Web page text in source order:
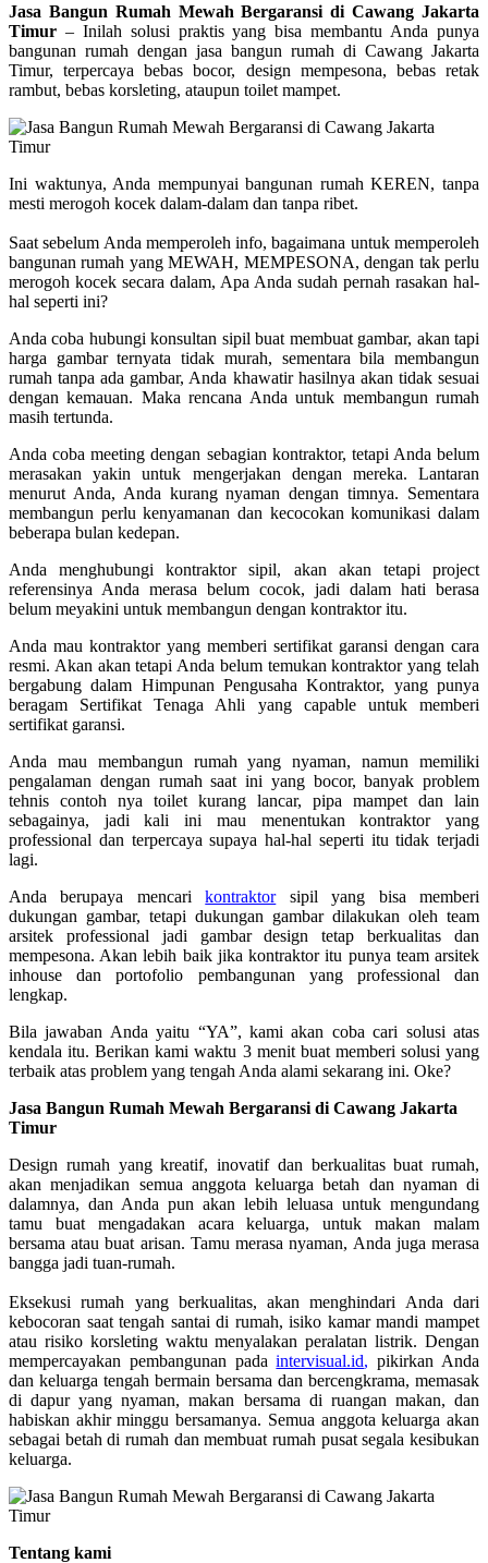
Jasa Bangun Rumah Mewah Bergaransi di Cawang Jakarta
Timur – Inilah solusi praktis yang bisa membantu Anda punya
bangunan rumah dengan jasa bangun rumah di Cawang Jakarta
Timur, terpercaya bebas bocor, design mempesona, bebas retak
rambut, bebas korsleting, ataupun toilet mampet.
Ini waktunya, Anda mempunyai bangunan rumah KEREN, tanpa
mesti merogoh kocek dalam-dalam dan tanpa ribet.
Saat sebelum Anda memperoleh info, bagaimana untuk memperoleh
bangunan rumah yang MEWAH, MEMPESONA, dengan tak perlu
merogoh kocek secara dalam, Apa Anda sudah pernah rasakan hal-
hal seperti ini?
Anda coba hubungi konsultan sipil buat membuat gambar, akan tapi
harga gambar ternyata tidak murah, sementara bila membangun
rumah tanpa ada gambar, Anda khawatir hasilnya akan tidak sesuai
dengan kemauan. Maka rencana Anda untuk membangun rumah
masih tertunda.
Anda coba meeting dengan sebagian kontraktor, tetapi Anda belum
merasakan yakin untuk mengerjakan dengan mereka. Lantaran
menurut Anda, Anda kurang nyaman dengan timnya. Sementara
membangun perlu kenyamanan dan kecocokan komunikasi dalam
beberapa bulan kedepan.
Anda menghubungi kontraktor sipil, akan akan tetapi project
referensinya Anda merasa belum cocok, jadi dalam hati berasa
belum meyakini untuk membangun dengan kontraktor itu.
Anda mau kontraktor yang memberi sertifikat garansi dengan cara
resmi. Akan akan tetapi Anda belum temukan kontraktor yang telah
bergabung dalam Himpunan Pengusaha Kontraktor, yang punya
beragam Sertifikat Tenaga Ahli yang capable untuk memberi
sertifikat garansi.
Anda mau membangun rumah yang nyaman, namun memiliki
pengalaman dengan rumah saat ini yang bocor, banyak problem
tehnis contoh nya toilet kurang lancar, pipa mampet dan lain
sebagainya, jadi kali ini mau menentukan kontraktor yang
professional dan terpercaya supaya hal-hal seperti itu tidak terjadi
lagi.
Anda berupaya mencarikontraktorsipil yang bisa memberi
dukungan gambar, tetapi dukungan gambar dilakukan oleh team
arsitek professional jadi gambar design tetap berkualitas dan
mempesona. Akan lebih baik jika kontraktor itu punya team arsitek
inhouse dan portofolio pembangunan yang professional dan
lengkap.
Bila jawaban Anda yaitu “YA”, kami akan coba cari solusi atas
kendala itu. Berikan kami waktu 3 menit buat memberi solusi yang
terbaik atas problem yang tengah Anda alami sekarang ini. Oke?
Jasa Bangun Rumah Mewah Bergaransi di Cawang Jakarta
Timur
Design rumah yang kreatif, inovatif dan berkualitas buat rumah,
akan menjadikan semua anggota keluarga betah dan nyaman di
dalamnya, dan Anda pun akan lebih leluasa untuk mengundang
tamu buat mengadakan acara keluarga, untuk makan malam
bersama atau buat arisan. Tamu merasa nyaman, Anda juga merasa
bangga jadi tuan-rumah.
Eksekusi rumah yang berkualitas, akan menghindari Anda dari
kebocoran saat tengah santai di rumah, isiko kamar mandi mampet
atau risiko korsleting waktu menyalakan peralatan listrik. Dengan
mempercayakan pembangunan padaintervisual.id, pikirkan Anda
dan keluarga tengah bermain bersama dan bercengkrama, memasak
di dapur yang nyaman, makan bersama di ruangan makan, dan
habiskan akhir minggu bersamanya. Semua anggota keluarga akan
sebagai betah di rumah dan membuat rumah pusat segala kesibukan
keluarga.
Tentang kami